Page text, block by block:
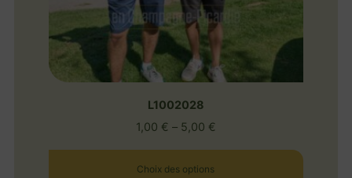
L1002028
1,00 € – 5,00 €
Choix des options